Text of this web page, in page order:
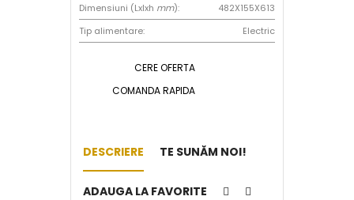
Dimensiuni (Lxlxh mm):
482X155X613
Tip alimentare:
Electric
CERE OFERTA
COMANDA RAPIDA
DESCRIERE TE SUNĂM NOI!
ADAUGA LA FAVORITE